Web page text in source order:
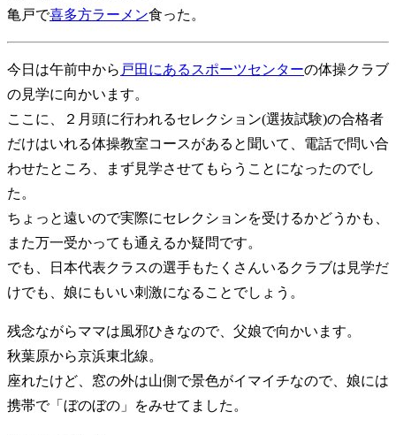
亀戸で喜多方ラーメン食った。
今日は午前中から 戸田にあるスポーツセンターの体操クラブ
の見学に向かいます。
ここに、２月頭に行われるセレクション(選抜試験)の合格者
だけはいれる体操教室コースがあると聞いて、電話で問い合
わせたところ、まず見学させてもらうことになったのでし
た。
ちょっと遠いので実際にセレクションを受けるかどうかも、
また万一受かっても通えるか疑問です。
でも、日本代表クラスの選手もたくさんいるクラブは見学だ
けでも、娘にもいい刺激になることでしょう。
残念ながらママは風邪ひきなので、父娘で向かいます。
秋葉原から京浜東北線。
座れたけど、窓の外は山側で景色がイマイチなので、娘には
携帯で「ぼのぼの」をみせてました。